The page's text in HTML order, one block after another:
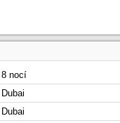
8 nocí
Dubai
Dubai